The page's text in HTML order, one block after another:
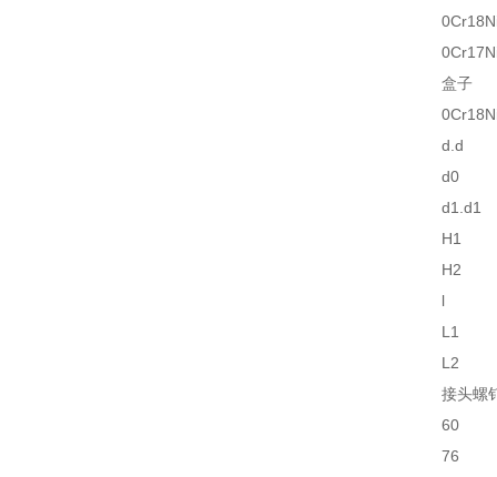
盒子
d.d
d0
d1.d1
H1
H2
l
L1
L2
接头螺
60
76